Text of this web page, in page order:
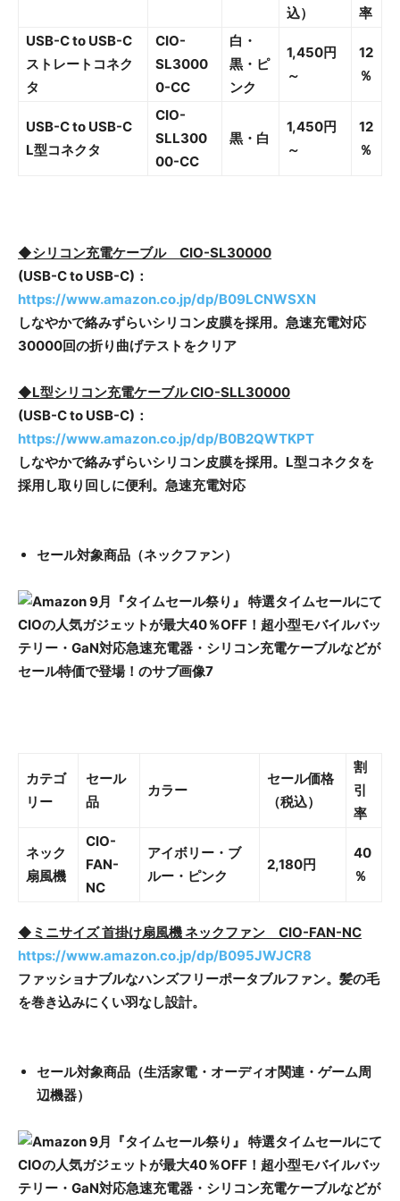
込）
率
USB-C to USB-C
ストレートコネク
タ
CIO-
SL3000
0-CC
白・
黒・ピ
ンク
1,450円
～
12
％
USB-C to USB-C
L型コネクタ
CIO-
SLL300
00-CC
黒・白
1,450円
～
12
％
◆シリコン充電ケーブル CIO-SL30000
(USB-C to USB-C)：
https://www.amazon.co.jp/dp/B09LCNWSXN
しなやかで絡みずらいシリコン皮膜を採用。急速充電対応
30000回の折り曲げテストをクリア
◆L型シリコン充電ケーブル CIO-SLL30000
(USB-C to USB-C)：
https://www.amazon.co.jp/dp/B0B2QWTKPT
しなやかで絡みずらいシリコン皮膜を採用。L型コネクタを
採用し取り回しに便利。急速充電対応
セール対象商品（ネックファン）
カテゴ
リー
セール
品
カラー
セール価格
（税込）
割
引
率
ネック
扇風機
CIO-
FAN-
NC
アイボリー・ブ
ルー・ピンク
2,180円
40
％
◆ミニサイズ 首掛け扇風機 ネックファン CIO-FAN-NC
https://www.amazon.co.jp/dp/B095JWJCR8
ファッショナブルなハンズフリーポータブルファン。髪の毛
を巻き込みにくい羽なし設計。
セール対象商品（生活家電・オーディオ関連・ゲーム周
辺機器）